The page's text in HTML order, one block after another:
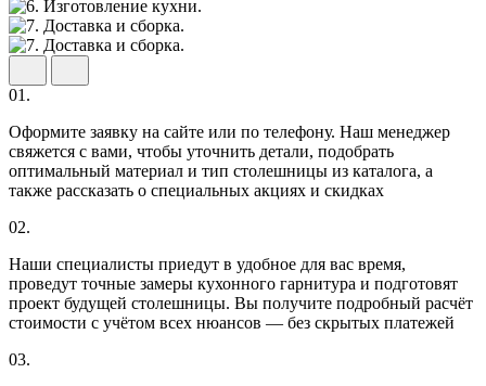
01.
Оформите заявку на сайте или по телефону. Наш менеджер
свяжется с вами, чтобы уточнить детали, подобрать
оптимальный материал и тип столешницы из каталога, а
также рассказать о специальных акциях и скидках
02.
Наши специалисты приедут в удобное для вас время,
проведут точные замеры кухонного гарнитура и подготовят
проект будущей столешницы. Вы получите подробный расчёт
стоимости с учётом всех нюансов — без скрытых платежей
03.